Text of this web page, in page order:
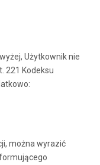
Użytkownik nie
221 Kodeksu
można wyrazić